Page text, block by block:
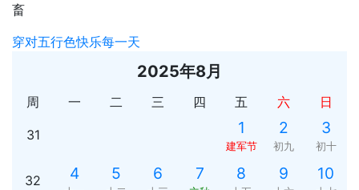
畜
穿对五行色快乐每一天
2025年8月
周 一 二 三 四 五 六 日
31 1
建军节
2
初九
3
初十
32 4 5 6 7 8 9 10